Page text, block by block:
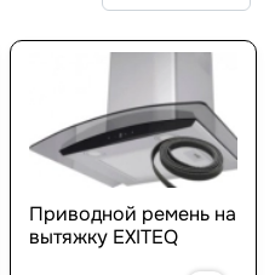
Приводной ремень на
вытяжку EXITEQ